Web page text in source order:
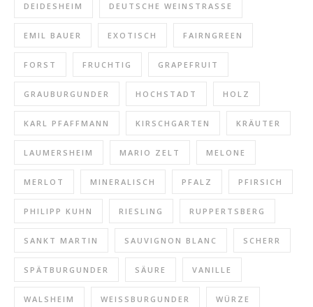
DEIDESHEIM DEUTSCHE WEINSTRASSE
EMIL BAUER EXOTISCH FAIRNGREEN
FORST FRUCHTIG GRAPEFRUIT
GRAUBURGUNDER HOCHSTADT HOLZ
KARL PFAFFMANN KIRSCHGARTEN KRÄUTER
LAUMERSHEIM MARIO ZELT MELONE
MERLOT MINERALISCH PFALZ PFIRSICH
PHILIPP KUHN RIESLING RUPPERTSBERG
SANKT MARTIN SAUVIGNON BLANC SCHERR
SPÄTBURGUNDER SÄURE VANILLE
WALSHEIM WEISSBURGUNDER WÜRZE